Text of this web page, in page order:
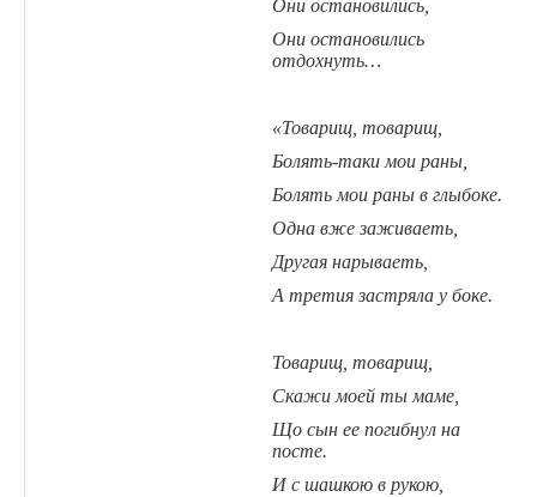
Они остановились,
Они остановились
отдохнуть…
«Товарищ, товарищ,
Болять-таки мои раны,
Болять мои раны в глыбоке.
Одна вже заживаеть,
Другая нарываеть,
А третия застряла у боке.
Товарищ, товарищ,
Скажи моей ты маме,
Що сын ее погибнул на
посте.
И с шашкою в рукою,